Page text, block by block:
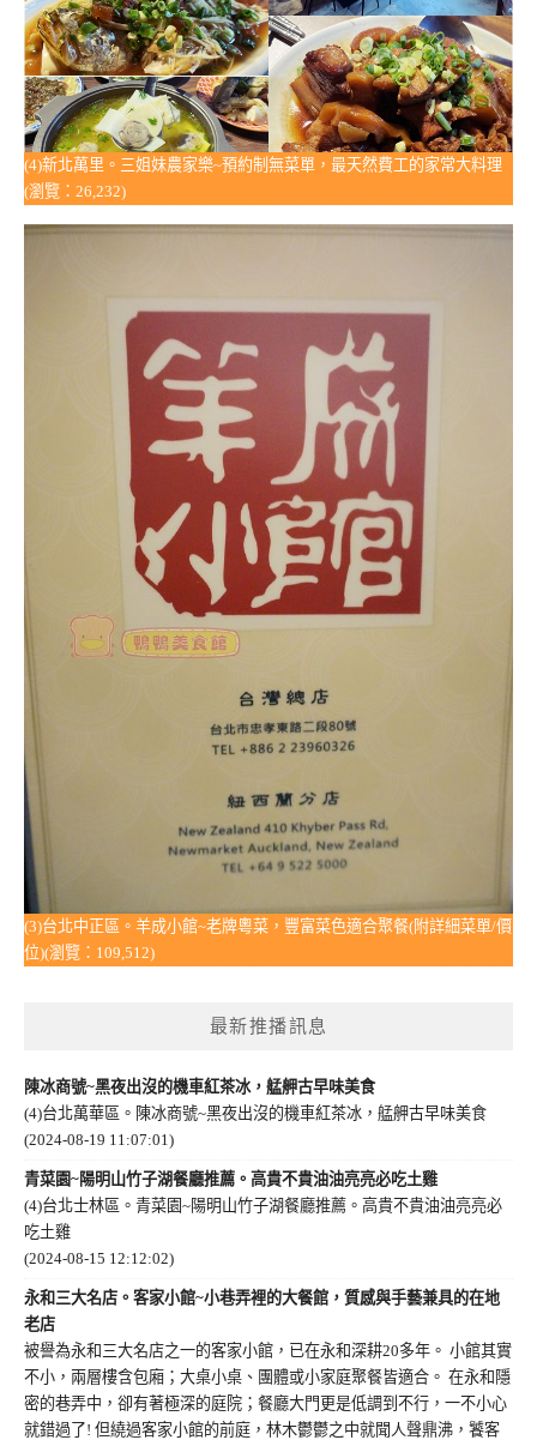
(4)新北萬里。三姐妹農家樂~預約制無菜單，最天然費工的家常大料理
(瀏覽：26,232)
(3)台北中正區。羊成小館~老牌粵菜，豐富菜色適合聚餐(附詳細菜單/價
位)(瀏覽：109,512)
最新推播訊息
陳冰商號~黑夜出沒的機車紅茶冰，艋舺古早味美食
(4)台北萬華區。陳冰商號~黑夜出沒的機車紅茶冰，艋舺古早味美食
(2024-08-19 11:07:01)
青菜園~陽明山竹子湖餐廳推薦。高貴不貴油油亮亮必吃土雞
(4)台北士林區。青菜園~陽明山竹子湖餐廳推薦。高貴不貴油油亮亮必
吃土雞
(2024-08-15 12:12:02)
永和三大名店。客家小館~小巷弄裡的大餐館，質感與手藝兼具的在地
老店
被譽為永和三大名店之一的客家小館，已在永和深耕20多年。 小館其實
不小，兩層樓含包廂；大桌小桌、團體或小家庭聚餐皆適合。 在永和隱
密的巷弄中，卻有著極深的庭院；餐廳大門更是低調到不行，一不小心
就錯過了! 但繞過客家小館的前庭，林木鬱鬱之中就聞人聲鼎沸，饕客